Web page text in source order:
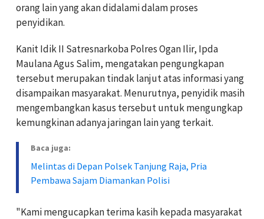
orang lain yang akan didalami dalam proses
penyidikan.
Kanit Idik II Satresnarkoba Polres Ogan Ilir, Ipda
Maulana Agus Salim, mengatakan pengungkapan
tersebut merupakan tindak lanjut atas informasi yang
disampaikan masyarakat. Menurutnya, penyidik masih
mengembangkan kasus tersebut untuk mengungkap
kemungkinan adanya jaringan lain yang terkait.
Baca juga:
Melintas di Depan Polsek Tanjung Raja, Pria
Pembawa Sajam Diamankan Polisi
"Kami mengucapkan terima kasih kepada masyarakat